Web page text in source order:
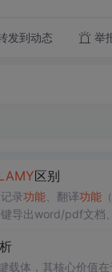
发到动态 举
区别
录功能、翻译功能
导出word/pdf文档
X3
体，其核心价值